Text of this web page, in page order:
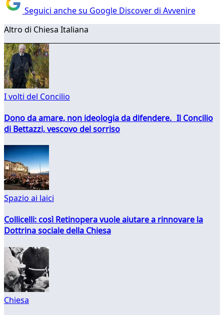
Seguici anche su Google Discover di Avvenire
Altro di Chiesa Italiana
I volti del Concilio
Dono da amare, non ideologia da difendere. Il Concilio
di Bettazzi, vescovo del sorriso
Spazio ai laici
Collicelli: così Retinopera vuole aiutare a rinnovare la
Dottrina sociale della Chiesa
Chiesa